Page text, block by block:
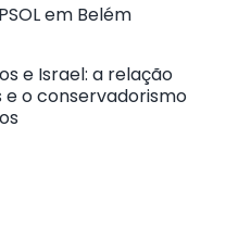
em Belém
e Israel: a relação
o conservadorismo